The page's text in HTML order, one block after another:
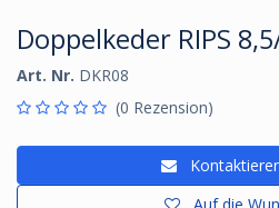
Doppelkeder RIPS
Art. Nr. DKR08
(0 Rezension)